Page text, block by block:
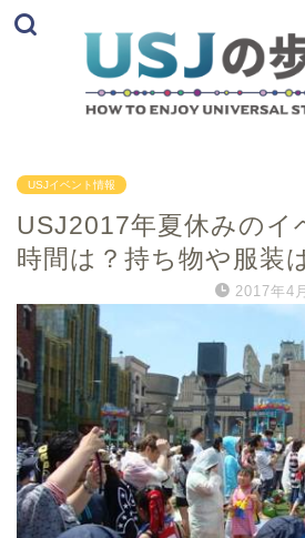
USJイベント情報
USJ2017年夏休みのイ
時間は？持ち物や服装
2017年4